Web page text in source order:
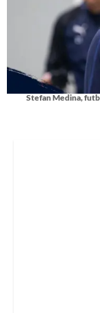
Stefan Medina,